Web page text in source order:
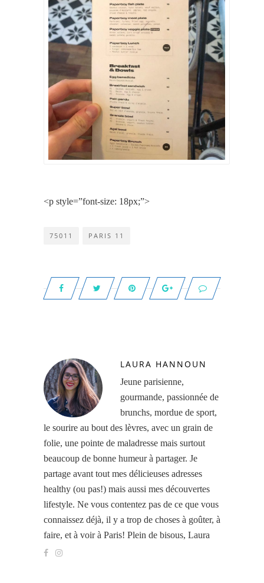
<p style=”font-size: 18px;”>
75011 PARIS 11
LAURA HANNOUN
Jeune parisienne,
gourmande, passionnée de
brunchs, mordue de sport,
le sourire au bout des lèvres, avec un grain de
folie, une pointe de maladresse mais surtout
beaucoup de bonne humeur à partager. Je
partage avant tout mes délicieuses adresses
healthy (ou pas!) mais aussi mes découvertes
lifestyle. Ne vous contentez pas de ce que vous
connaissez déjà, il y a trop de choses à goûter, à
faire, et à voir à Paris! Plein de bisous, Laura